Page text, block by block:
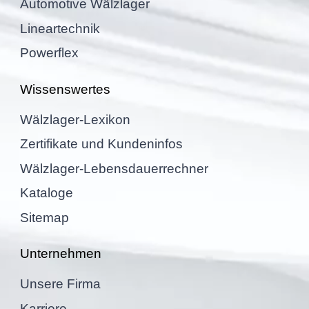
Automo­tive Wälzlager
Linear­tech­nik
Power­flex
Wissens­wer­tes
Wälzla­ger-Lexikon
Zerti­fi­kate und Kundeninfos
Wälzla­ger-Lebens­dau­er­rech­ner
Kataloge
Sitemap
Unter­neh­men
Unsere Firma